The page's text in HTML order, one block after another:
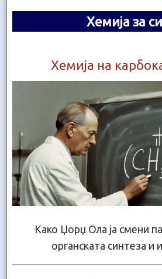
Хемија за
Хемија на
Како Џорџ Ола ја смени
органската синтеза и